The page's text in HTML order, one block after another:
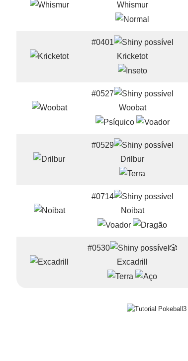
Whismur
#0401
Kricketot
#0527
Woobat
#0529
Drilbur
#0714
Noibat
#0530
🎲
Excadrill